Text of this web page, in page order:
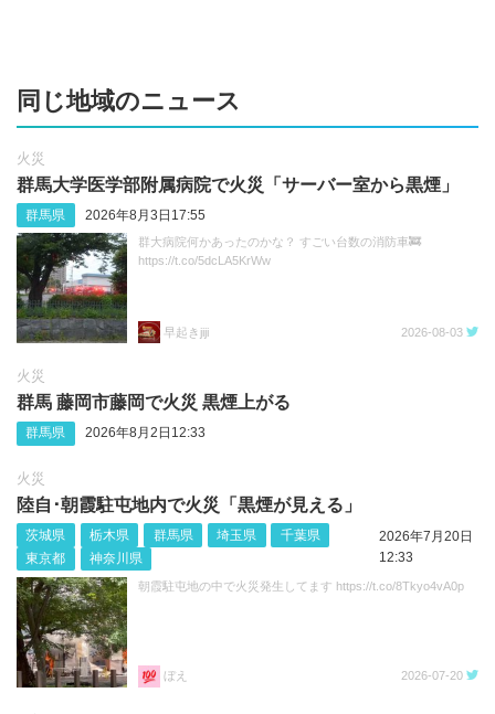
同じ地域のニュース
火災
群馬大学医学部附属病院で火災「サーバー室から黒煙」
群馬県 2026年8月3日17:55
群大病院何かあったのかな？ すごい台数の消防車🚒
https://t.co/5dcLA5KrWw
早起きjiji 2026-08-03
火災
群馬 藤岡市藤岡で火災 黒煙上がる
群馬県 2026年8月2日12:33
火災
陸自･朝霞駐屯地内で火災「黒煙が見える」
茨城県 栃木県 群馬県 埼玉県
千葉県
東京都
神奈川県
2026年7月20日
12:33
朝霞駐屯地の中で火災発生してます https://t.co/8Tkyo4vA0p
ぼえ 2026-07-20